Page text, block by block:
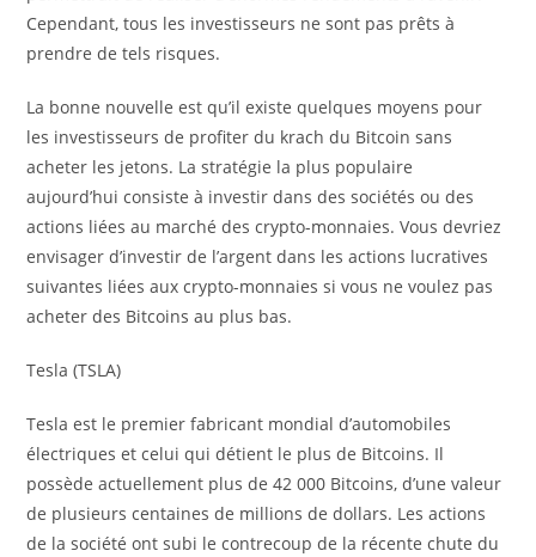
Cependant, tous les investisseurs ne sont pas prêts à
prendre de tels risques.
La bonne nouvelle est qu’il existe quelques moyens pour
les investisseurs de profiter du krach du Bitcoin sans
acheter les jetons. La stratégie la plus populaire
aujourd’hui consiste à investir dans des sociétés ou des
actions liées au marché des crypto-monnaies. Vous devriez
envisager d’investir de l’argent dans les actions lucratives
suivantes liées aux crypto-monnaies si vous ne voulez pas
acheter des Bitcoins au plus bas.
Tesla (TSLA)
Tesla est le premier fabricant mondial d’automobiles
électriques et celui qui détient le plus de Bitcoins. Il
possède actuellement plus de 42 000 Bitcoins, d’une valeur
de plusieurs centaines de millions de dollars. Les actions
de la société ont subi le contrecoup de la récente chute du